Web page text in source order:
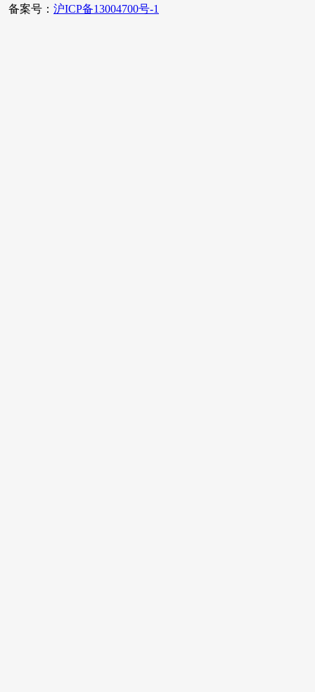
备案号： 沪ICP备13004700号-1